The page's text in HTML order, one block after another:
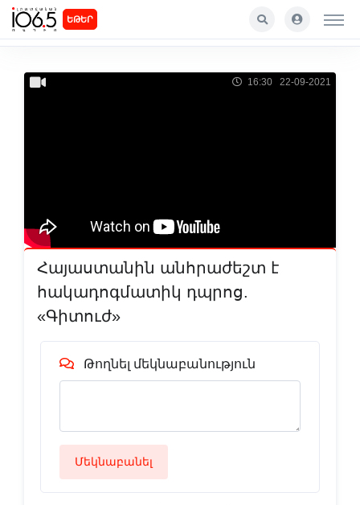
ԵԹԵՐ
16:30 22-09-2021
Հայաստանին անհրաժեշտ է
հակադոգմատիկ դպրոց.
«Գիտուժ»
Թողնել մեկնաբանություն
Մեկնաբանել